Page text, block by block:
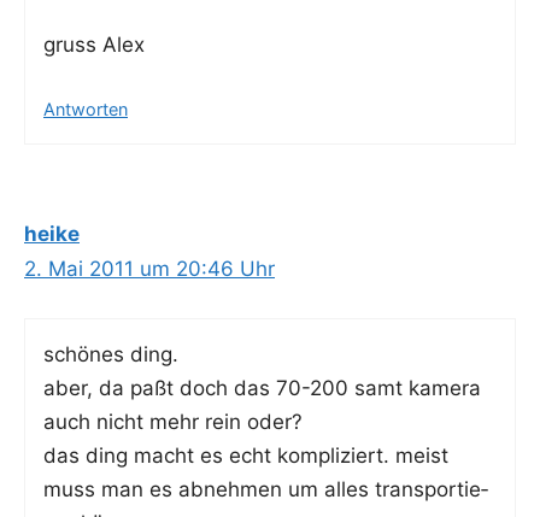
gruss Alex
Antworten
heike
2. Mai 2011 um 20:46 Uhr
schö­nes ding.
aber, da paßt doch das 70-200 samt kame­ra
auch nicht mehr rein oder?
das ding macht es echt kom­pli­ziert. meist
muss man es abneh­men um alles trans­por­tie­